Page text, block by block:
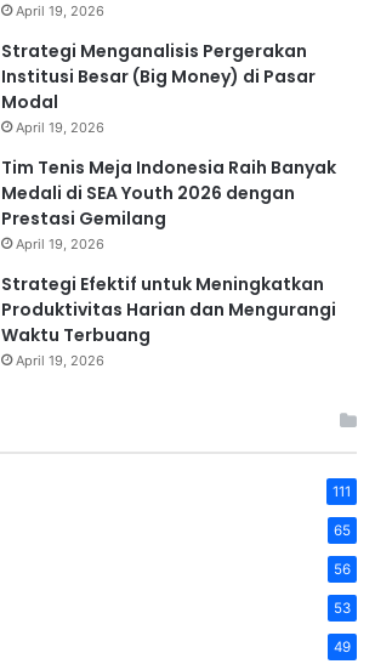
April 19, 2026
Strategi Menganalisis Pergerakan
Institusi Besar (Big Money) di Pasar
Modal
April 19, 2026
Tim Tenis Meja Indonesia Raih Banyak
Medali di SEA Youth 2026 dengan
Prestasi Gemilang
April 19, 2026
Strategi Efektif untuk Meningkatkan
Produktivitas Harian dan Mengurangi
Waktu Terbuang
April 19, 2026
111
65
56
53
49